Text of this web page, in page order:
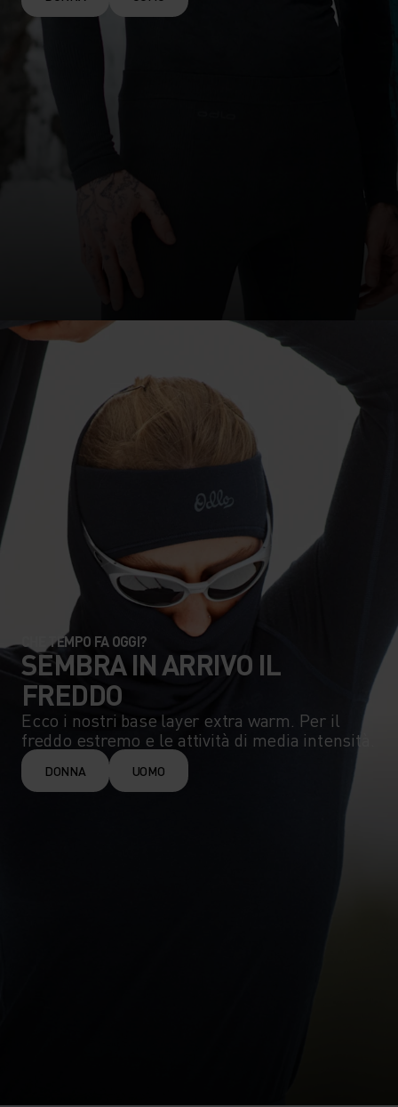
CHE TEMPO FA OGGI?
SEMBRA IN ARRIVO IL
FREDDO
Ecco i nostri base layer extra warm. Per il
freddo estremo e le attività di media intensità.
DONNA UOMO